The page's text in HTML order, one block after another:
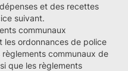
et des recettes
suivant.
communaux
les ordonnances de police
communaux de
que les règlements